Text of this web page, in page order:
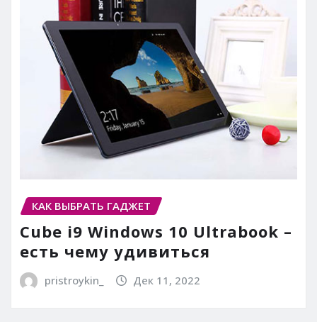
КАК ВЫБРАТЬ ГАДЖЕТ
Cube i9 Windows 10 Ultrabook –
есть чему удивиться
pristroykin_ Дек 11, 2022